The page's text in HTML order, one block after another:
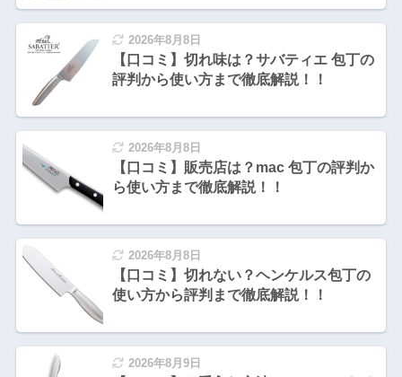
2026年8月8日
【口コミ】切れ味は？サバティエ 包丁の
評判から使い方まで徹底解説！！
2026年8月8日
【口コミ】販売店は？mac 包丁の評判か
ら使い方まで徹底解説！！
2026年8月8日
【口コミ】切れない？ヘンケルス包丁の
使い方から評判まで徹底解説！！
2026年8月9日